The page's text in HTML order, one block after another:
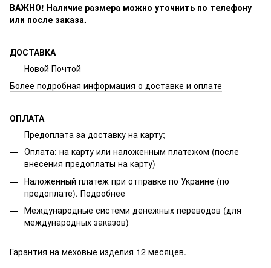
ВАЖНО! Наличие размера можно уточнить по телефону
или после заказа.
ДОСТАВКА
Новой Почтой
Более подробная информация о доставке и оплате
ОПЛАТА
Предоплата за доставку на карту;
Оплата: на карту или наложенным платежом (после
внесения предоплаты на карту)
Наложенный платеж при отправке по Украине (по
предоплате). Подробнее
Международные системи денежных переводов (для
международных заказов)
Гарантия на меховые изделия 12 месяцев.